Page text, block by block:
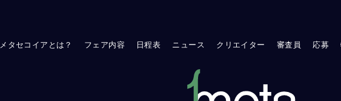
メタセコイアとは？ フェア内容 日程表 ニュース クリエイター 審査員 応募